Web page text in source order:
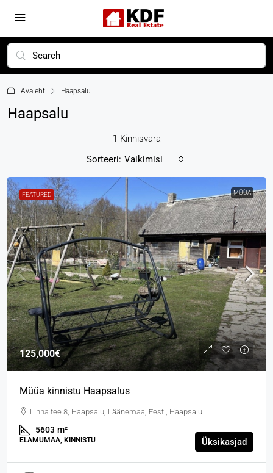
Avaleht Haapsalu
Haapsalu
1 Kinnisvara
Sorteeri: Vaikimisi
FEATURED MÜÜA
125,000€
Müüa kinnistu Haapsalus
Linna tee 8, Haapsalu, Läänemaa, Eesti, Haapsalu
5603 m²
ELAMUMAA, KINNISTU Üksikasjad